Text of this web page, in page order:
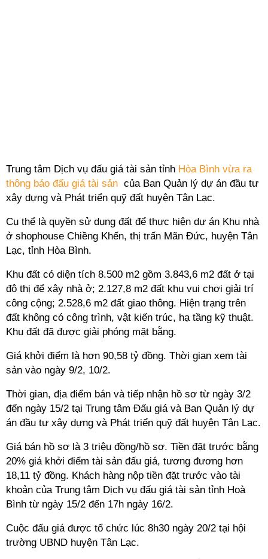
Trung tâm Dịch vụ đấu giá tài sản tỉnh Hòa Bình vừa ra
thông báo đấu giá tài sản của Ban Quản lý dự án đầu tư
xây dựng và Phát triển quỹ đất huyện Tân Lạc.
Cụ thể là quyền sử dụng đất để thực hiện dự án Khu nhà
ở shophouse Chiềng Khến, thị trấn Mãn Đức, huyện Tân
Lạc, tỉnh Hòa Bình.
Khu đất có diện tích 8.500 m2 gồm 3.843,6 m2 đất ở tại
đô thị để xây nhà ở; 2.127,8 m2 đất khu vui chơi giải trí
công cộng; 2.528,6 m2 đất giao thông. Hiện trạng trên
đất không có công trình, vật kiến trúc, hạ tầng kỹ thuật.
Khu đất đã được giải phóng mặt bằng.
Giá khởi điểm là hơn 90,58 tỷ đồng. Thời gian xem tài
sản vào ngày 9/2, 10/2.
Thời gian, địa điểm bán và tiếp nhận hồ sơ từ ngày 3/2
đến ngày 15/2 tại Trung tâm Đấu giá và Ban Quản lý dự
án đầu tư xây dựng và Phát triển quỹ đất huyện Tân Lạc.
Giá bán hồ sơ là 3 triệu đồng/hồ sơ. Tiền đặt trước bằng
20% giá khởi điểm tài sản đấu giá, tương đương hơn
18,11 tỷ đồng. Khách hàng nộp tiền đặt trước vào tài
khoản của Trung tâm Dịch vụ đấu giá tài sản tỉnh Hoà
Bình từ ngày 15/2 đến 17h ngày 16/2.
Cuộc đấu giá được tổ chức lúc 8h30 ngày 20/2 tại hội
trường UBND huyện Tân Lạc.